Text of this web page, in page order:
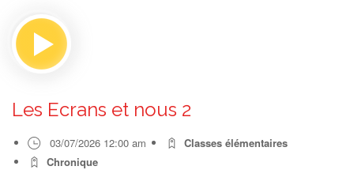
Les Ecrans et nous 2
03/07/2026 12:00 am
Classes élémentaires
Chronique